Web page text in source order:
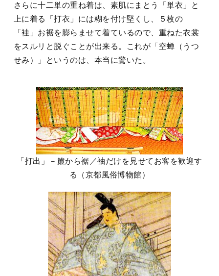
さらに十二単の重ね着は、素肌にまとう「単衣」と
上に着る「打衣」には糊を付け堅くし、５枚の
「袿」お裾を膨らませて着ているので、重ねた衣裳
をスルリと脱ぐことが出来る。これが「空蝉（うつ
せみ）」というのは、本当に驚いた。
「打出」－簾から裾／袖だけを見せてお客を歓迎す
る（京都風俗博物館）